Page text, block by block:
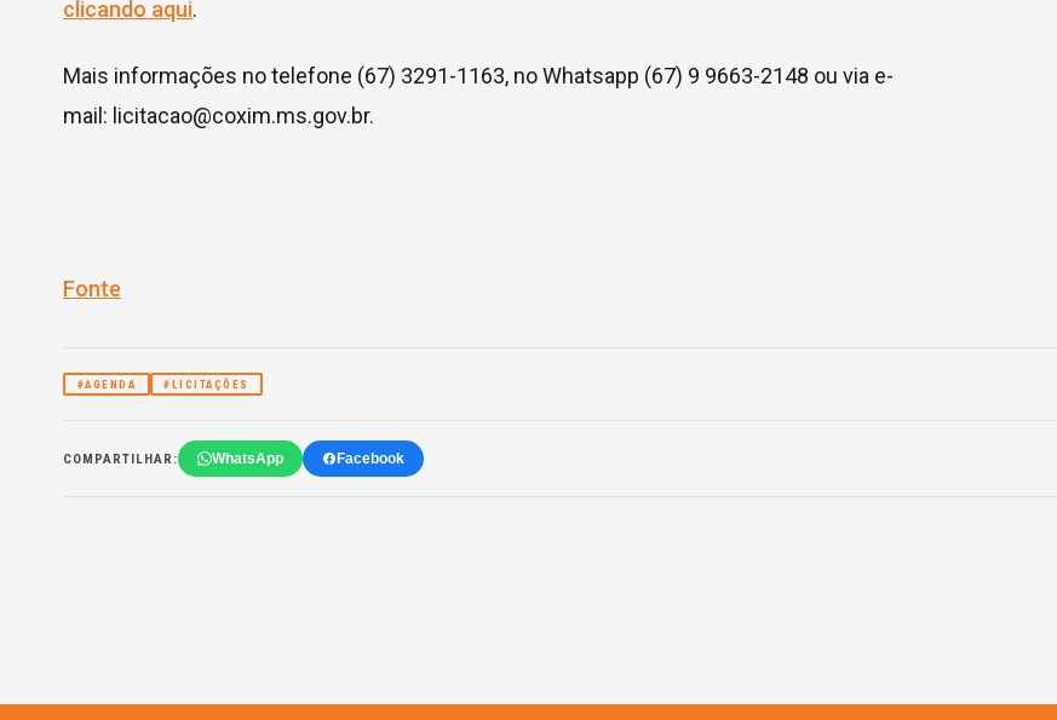
clicando aqui.
Mais informações no telefone (67) 3291-1163, no Whatsapp (67) 9 9663-2148 ou via e-
mail: licitacao@coxim.ms.gov.br.
Fonte
#AGENDA #LICITAÇÕES
COMPARTILHAR: WhatsApp Facebook